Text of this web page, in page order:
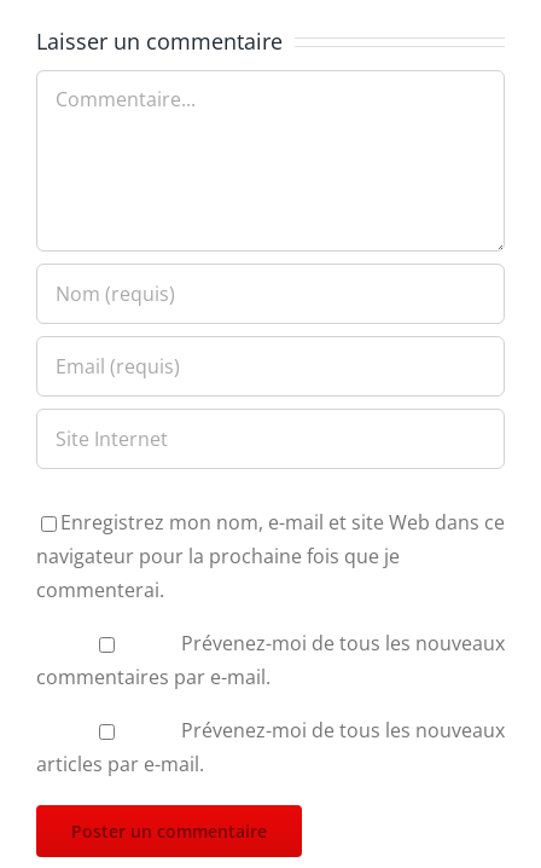
Laisser un commentaire
Commentaire
Enregistrez mon nom, e-mail et site Web dans ce
navigateur pour la prochaine fois que je
commenterai.
Prévenez-moi de tous les nouveaux
commentaires par e-mail.
Prévenez-moi de tous les nouveaux
articles par e-mail.